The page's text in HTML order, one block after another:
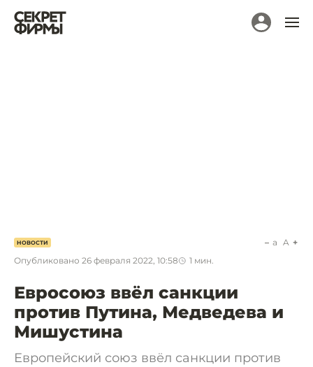
НОВОСТИ
Опубликовано 26 февраля 2022, 10:58 1 мин.
a A
Евросоюз ввёл санкции
против Путина, Медведева и
Мишустина
Европейский союз ввёл санкции против